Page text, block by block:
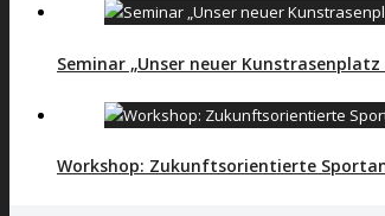
Seminar „Unser neuer
Workshop: Zukunftsorientierte